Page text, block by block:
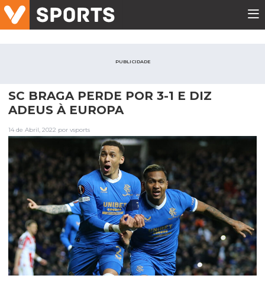
PUBLICIDADE
SC BRAGA PERDE POR 3-1 E DIZ
ADEUS À EUROPA
14 de Abril, 2022 por vsports